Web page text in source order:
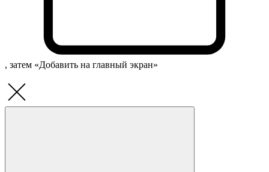
, затем «Добавить на главный экран»